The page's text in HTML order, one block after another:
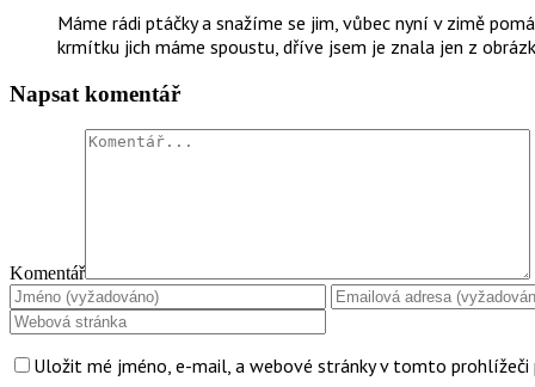
Máme rádi ptáčky a snažíme se jim, vůbec nyní v zimě
krmítku jich máme spoustu, dříve jsem je znala jen z
Napsat komentář
Komentář
Uložit mé jméno, e-mail, a webové stránky v tomto prohlížeči